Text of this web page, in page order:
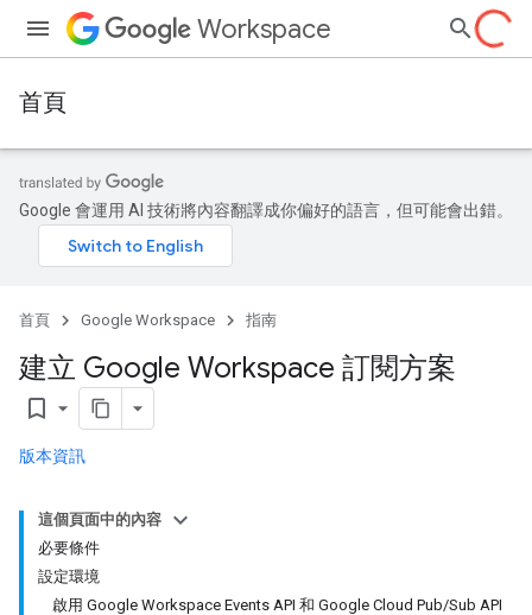
Workspace
首頁
Google 會運用 AI 技術將內容翻譯成你偏好的語言，但可能會出錯。
首頁 Google Workspace 指南
建立 Google Workspace 訂閱方案
bookmark_border
版本資訊
這個頁面中的內容
必要條件
設定環境
啟用 Google Workspace Events API 和 Google Cloud Pub/Sub API